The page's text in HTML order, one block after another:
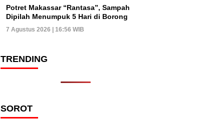
Potret Makassar “Rantasa”, Sampah
Dipilah Menumpuk 5 Hari di Borong
7 Agustus 2026 | 16:56 WIB
TRENDING
SOROT